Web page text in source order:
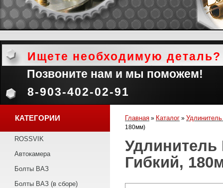
Ищете необходимую деталь?
Позвоните нам и мы поможем!
8-903-402-02-91
КАТЕГОРИИ
ROSSVIK
Автокамера
Болты ВАЗ
Болты ВАЗ (в сборе)
Главная » Каталог »
180мм)
Гибкий,